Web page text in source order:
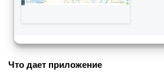
Что дает приложение